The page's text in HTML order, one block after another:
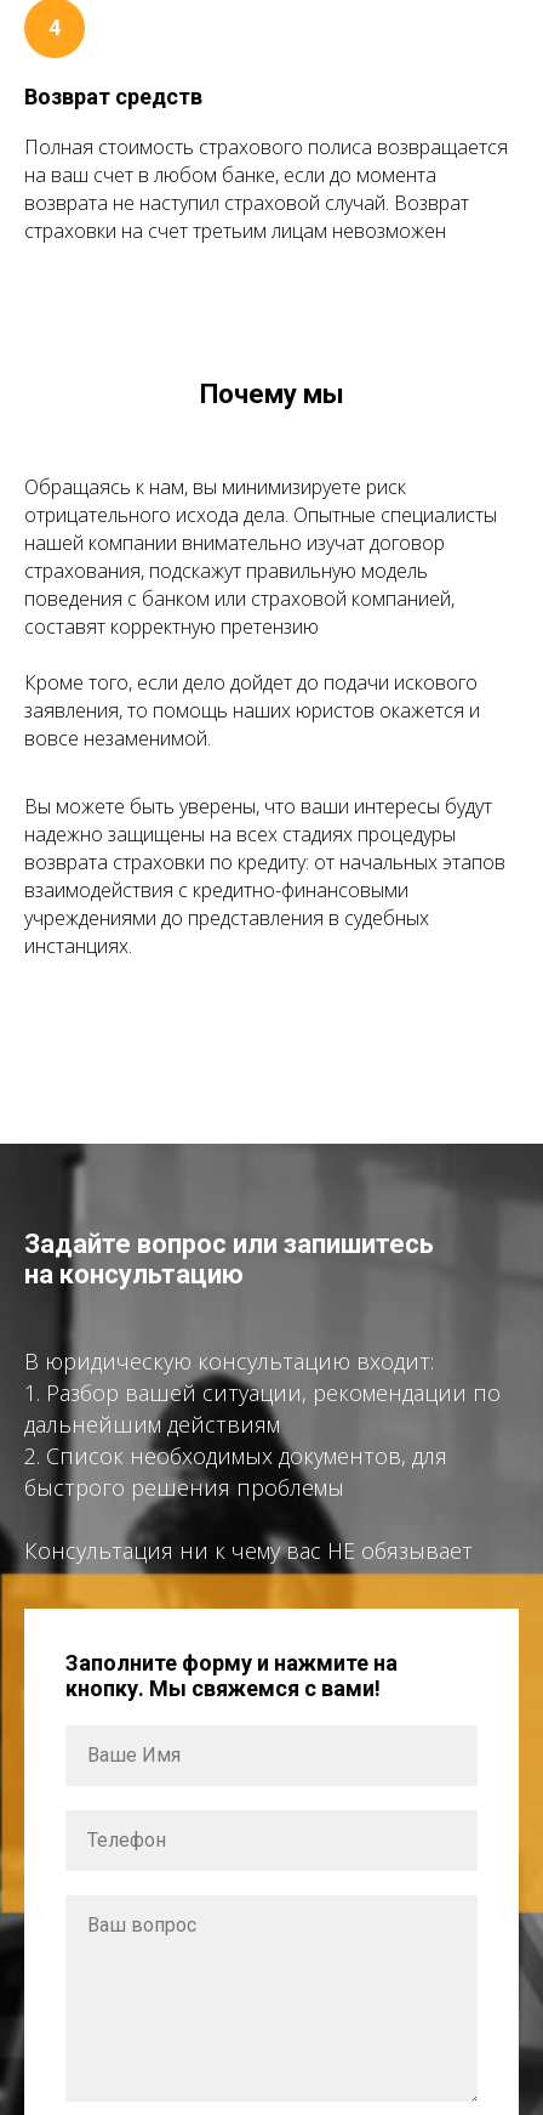
Возврат средств
Полная стоимость страхового полиса возвращается
на ваш счет в любом банке, если до момента
возврата не наступил страховой случай. Возврат
страховки на счет третьим лицам невозможен
Почему мы
Обращаясь к нам, вы минимизируете риск
отрицательного исхода дела. Опытные специалисты
нашей компании внимательно изучат договор
страхования, подскажут правильную модель
поведения с банком или страховой компанией,
составят корректную претензию
Кроме того, если дело дойдет до подачи искового
заявления, то помощь наших юристов окажется и
вовсе незаменимой.
Вы можете быть уверены, что ваши интересы будут
надежно защищены на всех стадиях процедуры
возврата страховки по кредиту: от начальных этапов
взаимодействия с кредитно-финансовыми
учреждениями до представления в судебных
инстанциях.
Задайте вопрос или запишитесь
на консультацию
В юридическую консультацию входит:
1. Разбор вашей ситуации, рекомендации по
дальнейшим действиям
2. Список необходимых документов, для
быстрого решения проблемы
Консультация ни к чему вас НЕ обязывает
Заполните форму и нажмите на
кнопку. Мы свяжемся с вами!
Ваше Имя
Телефон
Ваш вопрос